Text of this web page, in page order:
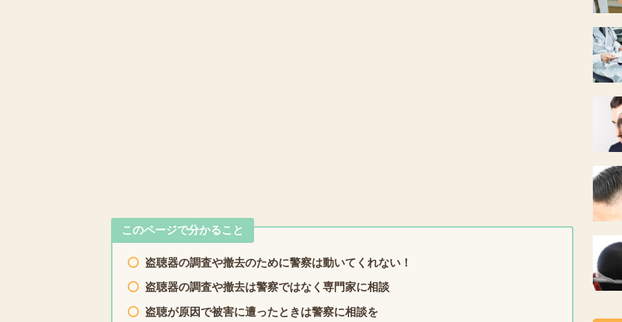
このページで分かること
盗聴器の調査や撤去のために警察は動いてくれない！
盗聴器の調査や撤去は警察ではなく専門家に相談
盗聴が原因で被害に遭ったときは警察に相談を